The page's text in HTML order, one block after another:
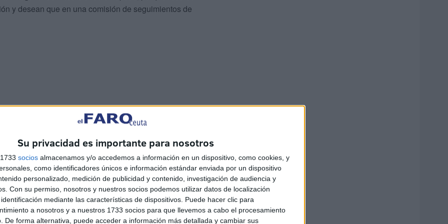
Su privacidad es importante para nosotros
socios almacenamos y/o accedemos a información en un dispositivo, como cookies, y
como identificadores únicos e información estándar enviada por un dispositivo
personalizado, medición de publicidad y contenido, investigación de audiencia y
Con su permiso, nosotros y nuestros socios podemos utilizar datos de localización
mediante las características de dispositivos. Puede hacer clic para
a nosotros y a nuestros 1733 socios para que llevemos a cabo el procesamiento
De forma alternativa, puede acceder a información más detallada y cambiar sus
y desean que en una comisión de seguimientos de
estos días, Aróstegui explicó que el despilfarro en
debe a que Tragsa cerró el presupuesto en casi 8